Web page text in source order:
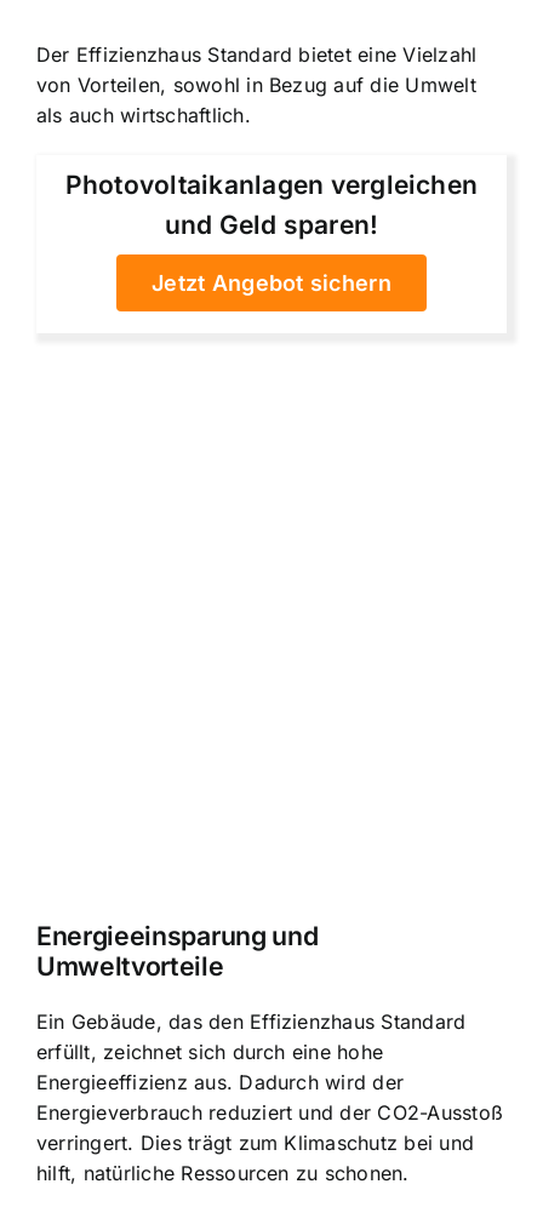
Der Effizienzhaus Standard bietet eine Vielzahl
von Vorteilen, sowohl in Bezug auf die Umwelt
als auch wirtschaftlich.
Photovoltaikanlagen vergleichen
und Geld sparen!
Jetzt Angebot sichern
Energieeinsparung und
Umweltvorteile
Ein Gebäude, das den Effizienzhaus Standard
erfüllt, zeichnet sich durch eine hohe
Energieeffizienz aus. Dadurch wird der
Energieverbrauch reduziert und der CO2-Ausstoß
verringert. Dies trägt zum Klimaschutz bei und
hilft, natürliche Ressourcen zu schonen.